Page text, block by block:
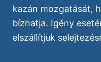
kazán mozgatását,
bízhatja. Igény
elszállítjuk